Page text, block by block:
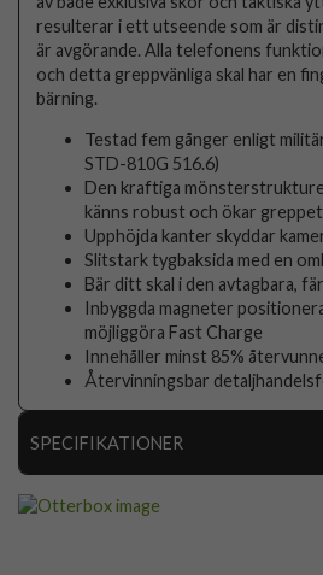
resulterar i ett utseende som är
är avgörande. Alla telefonens
och detta greppvänliga skal har en
bärning.
Testad fem gånger enligt
STD-810G 516.6)
Den kraftiga
känns robust och ökar greppet
Upphöjda kanter skyddar
Slitstark tygbaksida med en
Bär ditt skal i den avtagbara,
Inbyggda magneter
möjliggöra Fast Charge
Innehåller minst 85%
Återvinningsbar
SPECIFIKATIONER